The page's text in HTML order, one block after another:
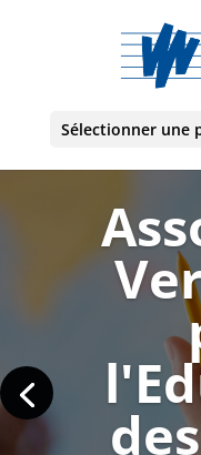
Sélectionner une